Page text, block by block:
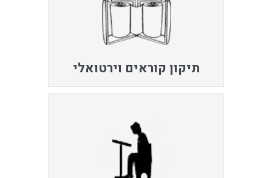
תיקון קוראים וירטואלי